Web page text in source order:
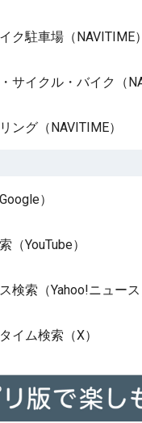
ク駐車場（NAVITIME）
サイクル・バイク（
ング（NAVITIME）
）
（YouTube）
検索（Yahoo!ニュース
イム検索（X）